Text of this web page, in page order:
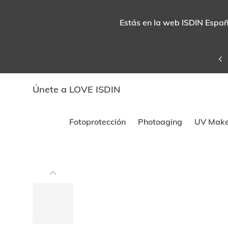
Estás en la web ISDIN
Únete a LOVE ISDIN
Fotoprotección Photoaging UV
carrusel